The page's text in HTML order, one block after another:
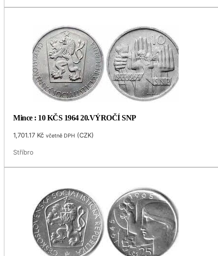
Mince : 10 KČS 1964 20.VÝROČÍ SNP
1,701.17 Kč včetně DPH (CZK)
Stříbro